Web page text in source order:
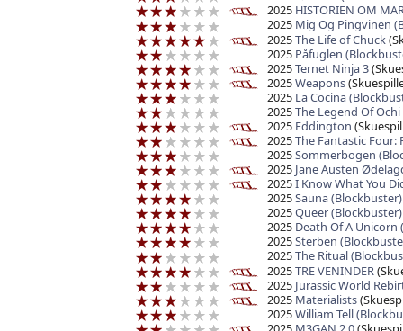
2025 HISTORIEN OM
2025 Mig Og Pingvinen
2025The Life of Chuck
2025 Påfuglen
2025Ternet Ninja 3
2025Weapons
2025 La Cocina
2025The Legend Of
2025 Eddington
2025The Fantastic Four:
2025Sommerbogen
2025 Jane Austen
2025I Know What You
2025Sauna (Blockbuster)
2025Queer (Blockbuster)
2025 Death Of A Unicorn
2025Sterben
2025The Ritual
2025TRE VENINDER
2025 Jurassic World
2025 Materialists
2025William Tell